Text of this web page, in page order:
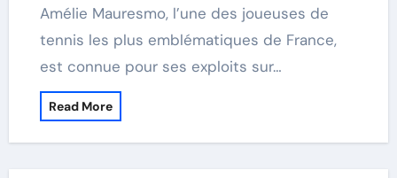
Amélie Mauresmo, l’une des joueuses de
tennis les plus emblématiques de France,
est connue pour ses exploits sur…
Read More